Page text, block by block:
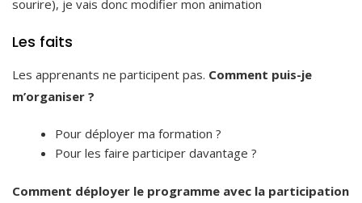
sourire), je vais donc modifier mon animation
Les faits
Les apprenants ne participent pas. Comment puis-je
m’organiser ?
Pour déployer ma formation ?
Pour les faire participer davantage ?
Comment déployer le programme avec la participation